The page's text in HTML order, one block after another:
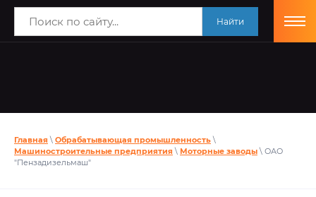
Найти
Главная \ Обрабатывающая промышленность \
Машиностроительные предприятия \ Моторные заводы \ ОАО
"Пензадизельмаш"